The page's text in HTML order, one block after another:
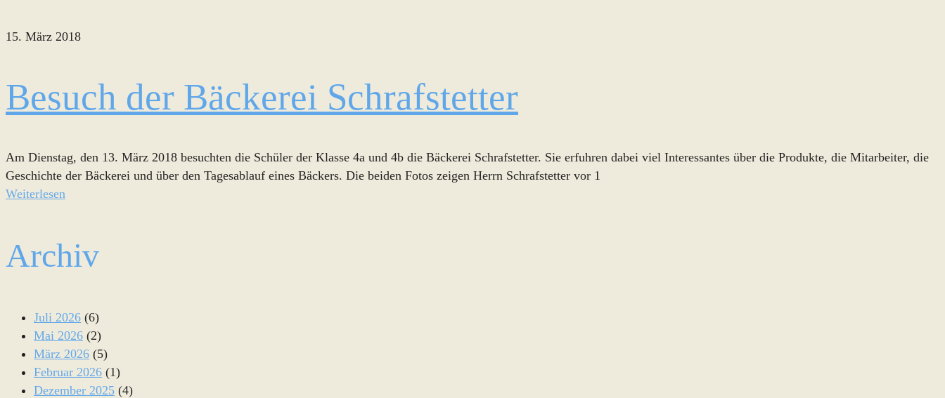
15. März 2018
Besuch der Bäckerei Schrafstetter
Am Dienstag, den 13. März 2018 besuchten die Schüler der Klasse 4a und 4b die Bäckerei Schrafstetter. Sie erfuhren dabei viel Interessantes über die Produkte, die Mitarbeiter, die
Geschichte der Bäckerei und über den Tagesablauf eines Bäckers. Die beiden Fotos zeigen Herrn Schrafstetter vor 1
Weiterlesen
Archiv
Juli 2026 (6)
Mai 2026 (2)
März 2026 (5)
Februar 2026 (1)
Dezember 2025 (4)